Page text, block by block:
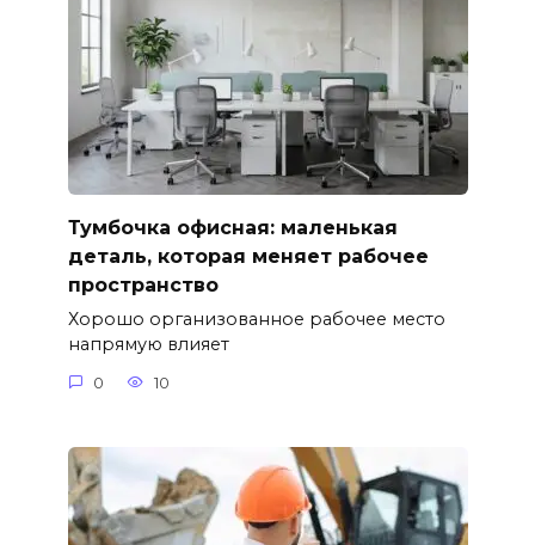
Тумбочка офисная: маленькая
деталь, которая меняет рабочее
пространство
Хорошо организованное рабочее место
напрямую влияет
0 10